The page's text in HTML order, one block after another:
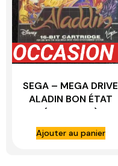
SEGA – MEGA DRIVE
ALADIN BON ÉTAT
(COMPLET)
Ajouter au panier